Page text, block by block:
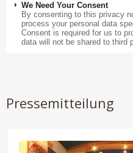
We Need Your Consent
By consenting to this privacy
process your personal data
Consent is required for us to
data will not be shared to third
Pressemitteilung